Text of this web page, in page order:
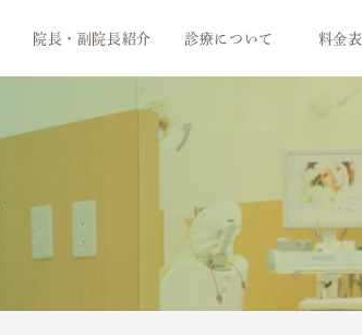
院長・副院長紹介 診療について
治療の流れ
気持ちいい！お口のメンテナンス
歯周病治療
お子さまの未来のために
料金表